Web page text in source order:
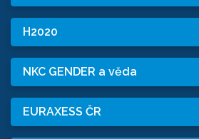
H2020
NKC GENDER a věda
EURAXESS ČR